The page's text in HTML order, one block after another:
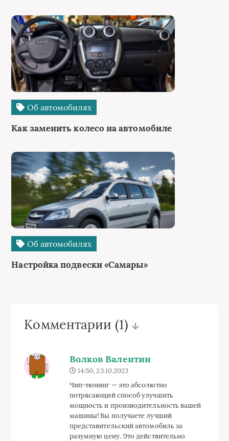
Об автомобилях
Как заменить колесо на автомобиле
Об автомобилях
Настройка подвески «Самары»
Комментарии (1)
Волков Валентин
14:50, 23.10.2023
Чип-тюнинг — это абсолютно
потрясающий способ улучшить
мощность и производительность вашей
машины! Вы получаете лучший
представительский автомобиль за
разумную цену. Это действительно